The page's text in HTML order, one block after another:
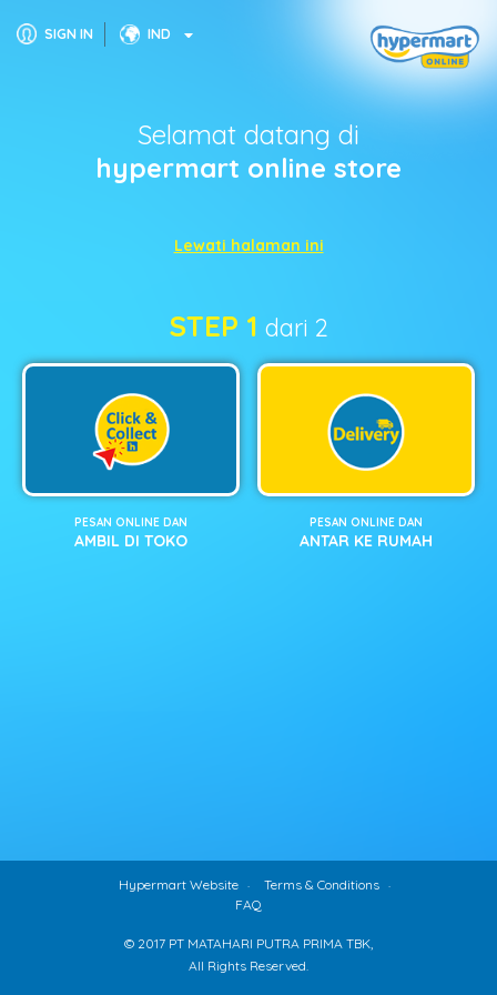
SIGN IN IND
Selamat datang di
hypermart online store
Lewati halaman ini
STEP 1 dari 2
PESAN ONLINE DAN
AMBIL DI TOKO
PESAN ONLINE DAN
ANTAR KE RUMAH
Hypermart Website
Terms & Conditions
FAQ
© 2017 PT MATAHARI PUTRA PRIMA TBK,
All Rights Reserved.